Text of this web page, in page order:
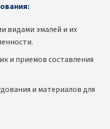
видами эмалей и их
и приемов составления
и материалов для